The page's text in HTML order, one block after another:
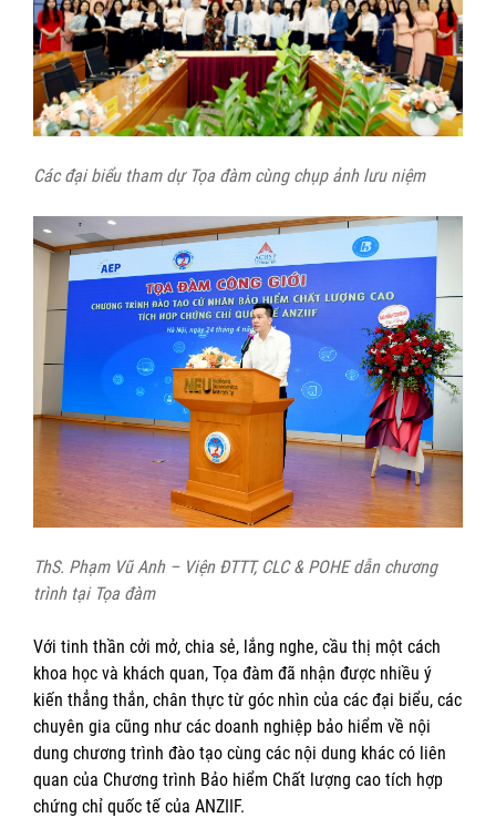
Các đại biểu tham dự Tọa đàm cùng chụp ảnh lưu niệm
ThS. Phạm Vũ Anh – Viện ĐTTT, CLC & POHE dẫn chương
trình tại Tọa đàm
Với tinh thần cởi mở, chia sẻ, lắng nghe, cầu thị một cách
khoa học và khách quan, Tọa đàm đã nhận được nhiều ý
kiến thẳng thắn, chân thực từ góc nhìn của các đại biểu, các
chuyên gia cũng như các doanh nghiệp bảo hiểm về nội
dung chương trình đào tạo cùng các nội dung khác có liên
quan của Chương trình Bảo hiểm Chất lượng cao tích hợp
chứng chỉ quốc tế của ANZIIF.